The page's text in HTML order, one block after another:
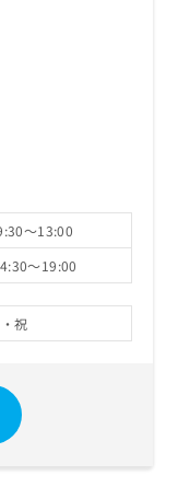
～13:00
～19:00
祝